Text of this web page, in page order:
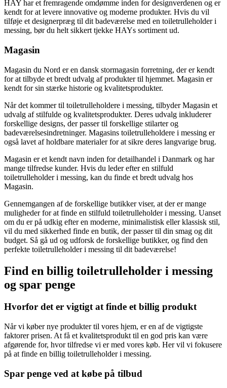
HAY har et fremragende omdømme inden for designverdenen og er
kendt for at levere innovative og moderne produkter. Hvis du vil
tilføje et designerpræg til dit badeværelse med en toiletrulleholder i
messing, bør du helt sikkert tjekke HAYs sortiment ud.
Magasin
Magasin du Nord er en dansk stormagasin forretning, der er kendt
for at tilbyde et bredt udvalg af produkter til hjemmet. Magasin er
kendt for sin stærke historie og kvalitetsprodukter.
Når det kommer til toiletrulleholdere i messing, tilbyder Magasin et
udvalg af stilfulde og kvalitetsprodukter. Deres udvalg inkluderer
forskellige designs, der passer til forskellige stilarter og
badeværelsesindretninger. Magasins toiletrulleholdere i messing er
også lavet af holdbare materialer for at sikre deres langvarige brug.
Magasin er et kendt navn inden for detailhandel i Danmark og har
mange tilfredse kunder. Hvis du leder efter en stilfuld
toiletrulleholder i messing, kan du finde et bredt udvalg hos
Magasin.
Gennemgangen af de forskellige butikker viser, at der er mange
muligheder for at finde en stilfuld toiletrulleholder i messing. Uanset
om du er på udkig efter en moderne, minimalistisk eller klassisk stil,
vil du med sikkerhed finde en butik, der passer til din smag og dit
budget. Så gå ud og udforsk de forskellige butikker, og find den
perfekte toiletrulleholder i messing til dit badeværelse!
Find en billig toiletrulleholder i messing
og spar penge
Hvorfor det er vigtigt at finde et billig produkt
Når vi køber nye produkter til vores hjem, er en af de vigtigste
faktorer prisen. At få et kvalitetsprodukt til en god pris kan være
afgørende for, hvor tilfredse vi er med vores køb. Her vil vi fokusere
på at finde en billig toiletrulleholder i messing.
Spar penge ved at købe på tilbud